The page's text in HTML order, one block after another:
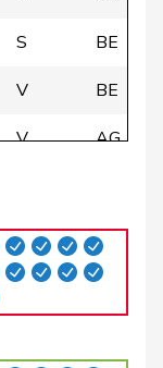
S
BE
V
BE
V
AG
RL
ZH
RL
GR